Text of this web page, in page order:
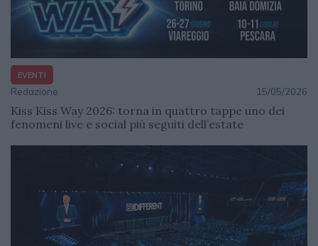
EVENTI
Redazione 15/05/2026
Kiss Kiss Way 2026: torna in quattro tappe uno dei
fenomeni live e social più seguiti dell’estate